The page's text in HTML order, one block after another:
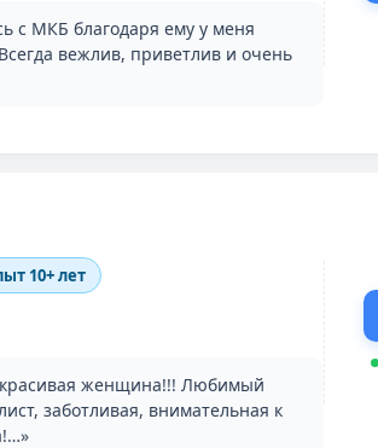
с МКБ благодаря ему у меня
вежлив, приветлив и очень
10+ лет
женщина!!! Любимый
заботливая, внимательная к